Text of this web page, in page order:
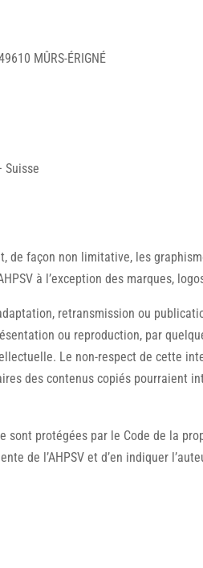
MÛRS-ÉRIGNÉ
Suisse
de façon non limitative, les
à l’exception des marques,
retransmission ou
ou reproduction, par
Le non-respect de cette
des contenus copiés pourraient
sont protégées par le Code de la
de l’AHPSV et d’en indiquer